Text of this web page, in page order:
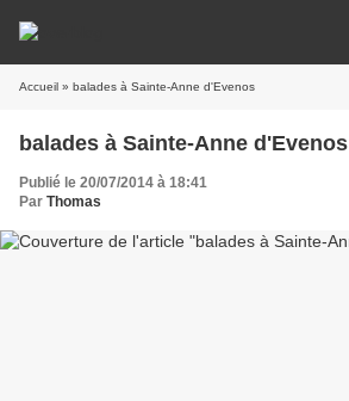
Accueil » balades à Sainte-Anne d'Evenos
balades à Sainte-Anne d'Evenos
Publié le 20/07/2014 à 18:41
Par Thomas